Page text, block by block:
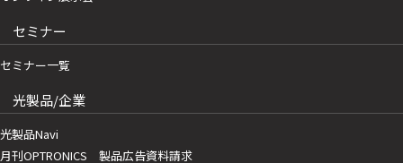
セミナー
セミナー一覧
光製品/企業
光製品Navi
月刊OPTRONICS 製品広告資料請求